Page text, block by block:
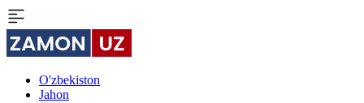
O'zbekiston
Jahon